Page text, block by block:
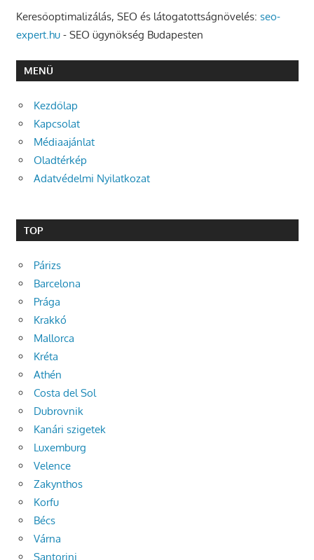
Keresőoptimalizálás, SEO és látogatottságnövelés: seo-
expert.hu- SEO ügynökség Budapesten
MENÜ
Kezdőlap
Kapcsolat
Médiaajánlat
Oladtérkép
Adatvédelmi Nyilatkozat
TOP
Párizs
Barcelona
Prága
Krakkó
Mallorca
Kréta
Athén
Costa del Sol
Dubrovnik
Kanári szigetek
Luxemburg
Velence
Zakynthos
Korfu
Bécs
Várna
Santorini